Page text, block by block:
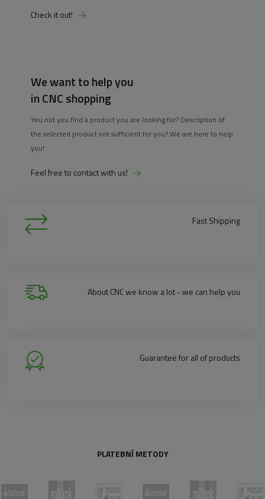
Fast Shipping
About CNC we know a lot - we can help you
Guarantee for all of products
Check it out!
We want to help you
in CNC shopping
You not you find a product you are looking for? Description of
the selected product not sufficient for you? We are here to help
you!
Feel free to contact with us!
PLATEBNÍ METODY